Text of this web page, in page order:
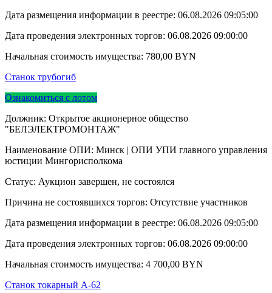
Дата размещения информации в реестре: 06.08.2026 09:05:00
Дата проведения электронных торгов: 06.08.2026 09:00:00
Начальная стоимость имущества: 780,00 BYN
Станок трубогиб
Ознакомиться с лотом
Должник: Открытое акционерное общество
"БЕЛЭЛЕКТРОМОНТАЖ"
Наименование ОПИ: Минск | ОПИ УПИ главного управления
юстиции Мингорисполкома
Статус: Аукцион завершен, не состоялся
Причина не состоявшихся торгов: Отсутствие участников
Дата размещения информации в реестре: 06.08.2026 09:05:00
Дата проведения электронных торгов: 06.08.2026 09:00:00
Начальная стоимость имущества: 4 700,00 BYN
Станок токарный А-62